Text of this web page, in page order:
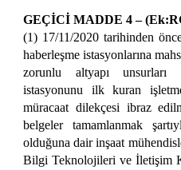
GEÇİCİ MADDE 4 –
(1) 17/11/2020 tarihinden
haberleşme istasyonlarına
zorunlu altyapı unsurları
istasyonunu ilk kuran
müracaat dilekçesi ibraz
belgeler tamamlanmak
olduğuna dair inşaat
Bilgi Teknolojileri ve İletişim